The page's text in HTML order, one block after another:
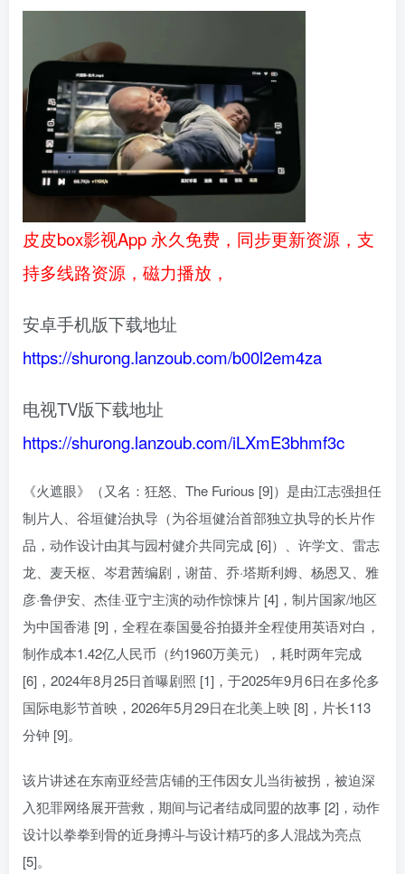
皮皮box影视App 永久免费，同步更新资源，支
持多线路资源，磁力播放，
安卓手机版下载地址
https://shurong.lanzoub.com/b00l2em4za
电视TV版下载地址
https://shurong.lanzoub.com/iLXmE3bhmf3c
《火遮眼》（又名：狂怒、The Furious [9]）是由江志强担任
制片人、谷垣健治执导（为谷垣健治首部独立执导的长片作
品，动作设计由其与园村健介共同完成 [6]）、许学文、雷志
龙、麦天枢、岑君茜编剧，谢苗、乔·塔斯利姆、杨恩又、雅
彦·鲁伊安、杰佳·亚宁主演的动作惊悚片 [4]，制片国家/地区
为中国香港 [9]，全程在泰国曼谷拍摄并全程使用英语对白，
制作成本1.42亿人民币（约1960万美元），耗时两年完成
[6]，2024年8月25日首曝剧照 [1]，于2025年9月6日在多伦多
国际电影节首映，2026年5月29日在北美上映 [8]，片长113
分钟 [9]。
该片讲述在东南亚经营店铺的王伟因女儿当街被拐，被迫深
入犯罪网络展开营救，期间与记者结成同盟的故事 [2]，动作
设计以拳拳到骨的近身搏斗与设计精巧的多人混战为亮点
[5]。